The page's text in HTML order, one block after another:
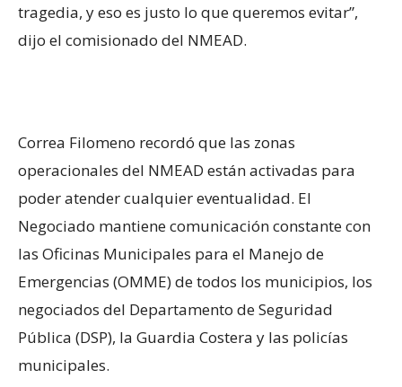
tragedia, y eso es justo lo que queremos evitar”,
dijo el comisionado del NMEAD.
Correa Filomeno recordó que las zonas
operacionales del NMEAD están activadas para
poder atender cualquier eventualidad. El
Negociado mantiene comunicación constante con
las Oficinas Municipales para el Manejo de
Emergencias (OMME) de todos los municipios, los
negociados del Departamento de Seguridad
Pública (DSP), la Guardia Costera y las policías
municipales.